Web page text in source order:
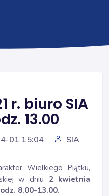
r. biuro SIA
13.00
01 15:04
SIA
Wielkiego Piątku,
w dniu 2 kwietnia
8.00-13.00.